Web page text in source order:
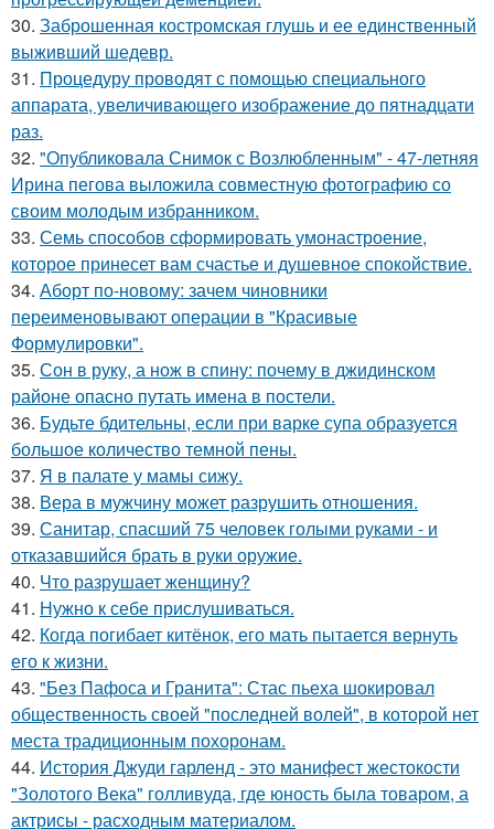
30. Заброшенная костромская глушь и ее единственный
выживший шедевр.
31. Процедуру проводят с помощью специального
аппарата, увеличивающего изображение до пятнадцати
раз.
32. "Опубликовала Снимок с Возлюбленным" - 47-летняя
Ирина пегова выложила совместную фотографию со
своим молодым избранником.
33. Семь способов сформировать умонастроение,
которое принесет вам счастье и душевное спокойствие.
34. Аборт по-новому: зачем чиновники
переименовывают операции в "Красивые
Формулировки".
35. Сон в руку, а нож в спину: почему в джидинском
районе опасно путать имена в постели.
36. Будьте бдительны, если при варке супа образуется
большое количество темной пены.
37. Я в палате у мамы сижу.
38. Вера в мужчину может разрушить отношения.
39. Санитар, спасший 75 человек голыми руками - и
отказавшийся брать в руки оружие.
40. Что разрушает женщину?
41. Нужно к себе прислушиваться.
42. Когда погибает китёнок, его мать пытается вернуть
его к жизни.
43. "Без Пафоса и Гранита": Стас пьеха шокировал
общественность своей "последней волей", в которой нет
места традиционным похоронам.
44. История Джуди гарленд - это манифест жестокости
"Золотого Века" голливуда, где юность была товаром, а
актрисы - расходным материалом.